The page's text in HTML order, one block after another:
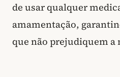
de usar qualquer
amamentação,
que não prejudiquem a